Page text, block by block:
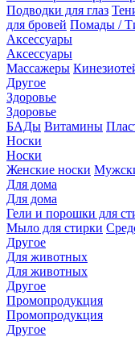
Подводки для глаз
для бровей Помады /
Аксессуары
Аксессуары
Массажеры
Другое
Здоровье
Здоровье
БАДы Витамины
Носки
Носки
Женские носки
Для дома
Для дома
Гели и порошки для
Мыло для стирки
Другое
Для животных
Для животных
Другое
Промопродукция
Промопродукция
Другое